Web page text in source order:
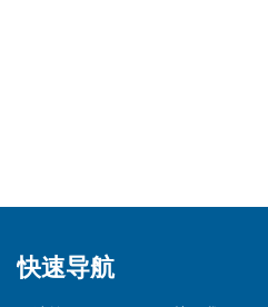
快速导航